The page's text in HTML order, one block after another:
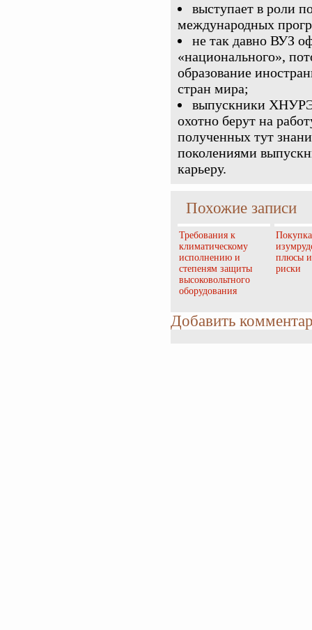
выступает в роли
международных
не так давно ВУЗ
«национального»,
образование
стран мира;
выпускники
охотно берут на
полученных тут
поколениями
карьеру.
Похожие записи
Требования к
климатическому
исполнению и
степеням защиты
высоковольтного
оборудования
плюсы
риски
Добавить